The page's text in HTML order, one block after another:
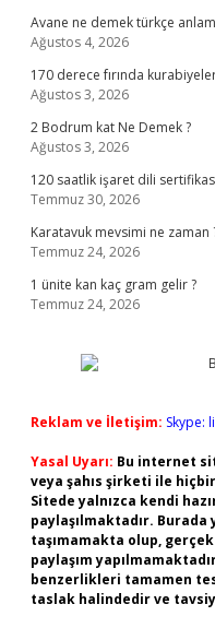
Avane ne demek türkçe
Ağustos 4, 2026
170 derece fırında
Ağustos 3, 2026
2 Bodrum kat Ne Demek ?
Ağustos 3, 2026
120 saatlik işaret dili
Temmuz 30, 2026
Karatavuk mevsimi ne zaman
Temmuz 24, 2026
1 ünite kan kaç gram gelir ?
Temmuz 24, 2026
Reklam ve İletişim: Skype:
Yasal Uyarı: Bu internet
veya şahıs şirketi ile
Sitede yalnızca kendi
paylaşılmaktadır.
taşımamakta olup,
paylaşım
benzerlikleri tamamen
taslak halindedir ve